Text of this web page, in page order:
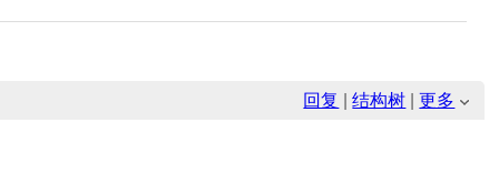
回复 |结构树 |更多